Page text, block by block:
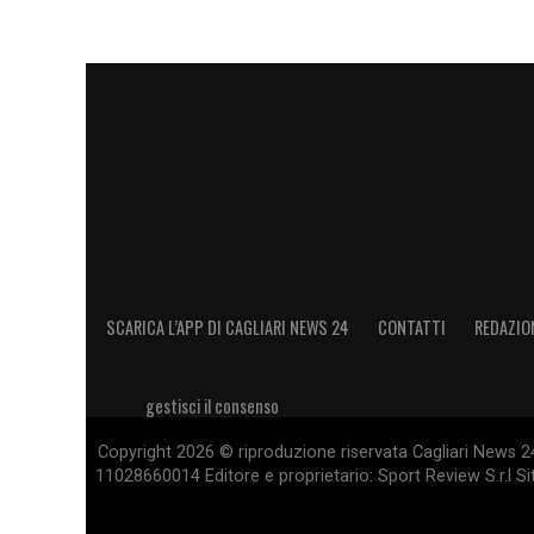
SCARICA L’APP DI CAGLIARI NEWS 24 CONTATTI
gestisci il consenso
Copyright 2026 © riproduzione riservata Cagliari News
11028660014 Editore e proprietario: Sport Review S.r.l